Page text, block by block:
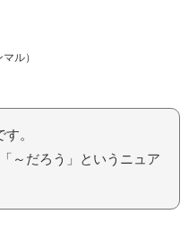
マル）
。
～だろう」というニュア